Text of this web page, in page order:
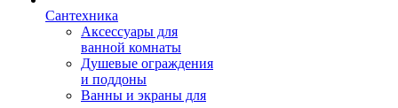
Сантехника
Аксессуары для
ванной комнаты
Душевые ограждения
и поддоны
Ванны и экраны для